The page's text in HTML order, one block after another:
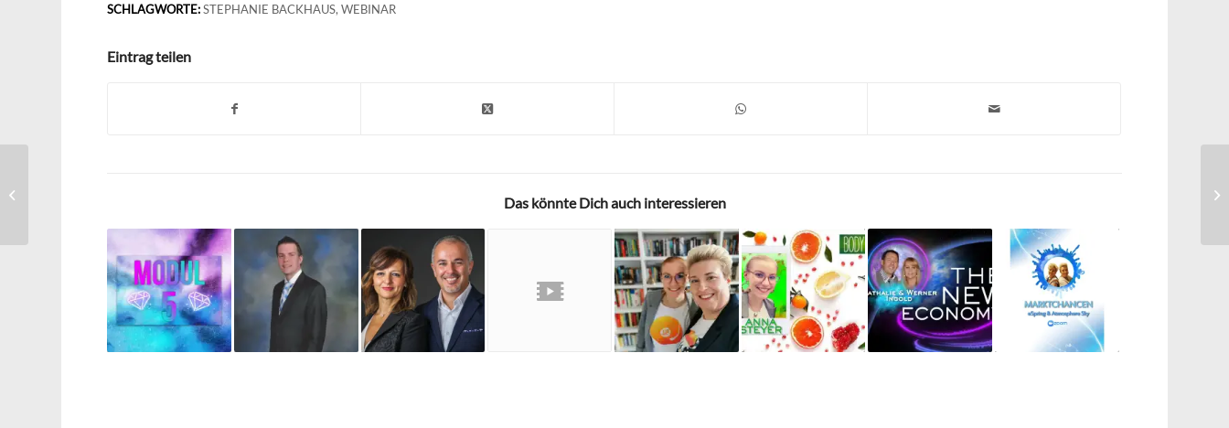
SCHLAGWORTE: STEPHANIE BACKHAUS,WEBINAR
Eintrag teilen
Das könnte Dich auch interessieren